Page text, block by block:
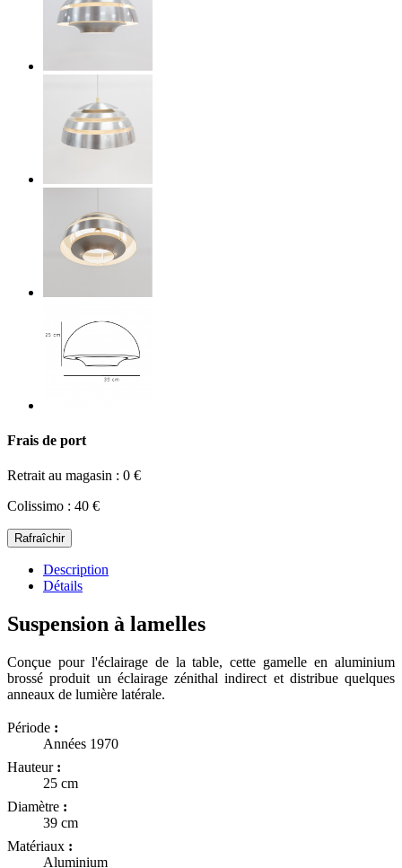
Frais de port
Retrait au magasin : 0 €
Colissimo : 40 €
Description
Détails
Suspension à lamelles
Conçue pour l'éclairage de la table, cette gamelle en aluminium
brossé produit un éclairage zénithal indirect et distribue quelques
anneaux de lumière latérale.
Période :
Années 1970
Hauteur :
25 cm
Diamètre :
39 cm
Matériaux :
Aluminium